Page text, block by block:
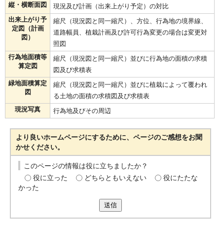
縦・横断面図
現況及び計画（出来上がり予定）の対比
出来上がり予
定図（計画
図）
縮尺（現況図と同一縮尺）、方位、行為地の境界線、
道路幅員、植栽計画及び許可行為変更の場合は変更対
照図
行為地面積等
算定図
縮尺（現況図と同一縮尺）並びに行為地の面積の求積
図及び求積表
緑地面積算定
図
縮尺（現況図と同一縮尺）並びに植栽によって覆われ
る土地の面積の求積図及び求積表
現況写真
行為地及びその周辺
より良いホームページにするために、ページのご感想をお聞
かせください。
このページの情報は役に立ちましたか？
役に立った
どちらともいえない
役にたたな
かった
送信